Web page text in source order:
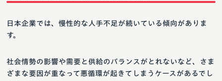
日本企業では、慢性的な人手不足が続いている傾向がありま
す。
社会情勢の影響や需要と供給のバランスがとれないなど、さま
ざまな要因が重なって悪循環が起きてしまうケースがあるでし